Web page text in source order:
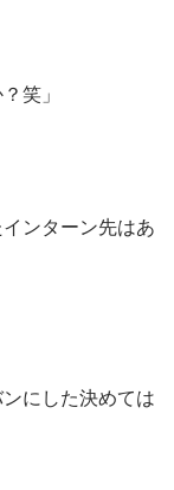
笑」
ンターン先はあ
にした決めては